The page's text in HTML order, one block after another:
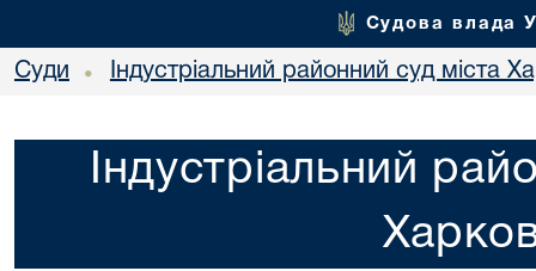
Судова влада
Суди • Індустріальний районний суд міста
Індустріальний